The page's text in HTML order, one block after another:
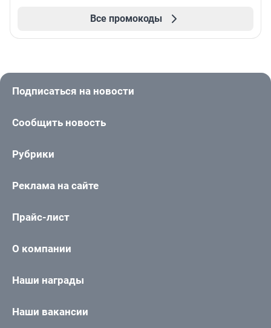
Все промокоды
Подписаться на новости
Сообщить новость
Рубрики
Реклама на сайте
Прайс-лист
О компании
Наши награды
Наши вакансии